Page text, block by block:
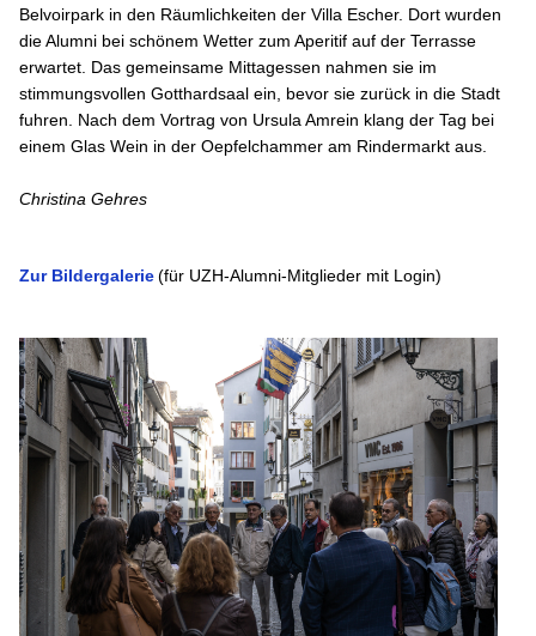
Belvoirpark in den Räumlichkeiten der Villa Escher. Dort wurden
die Alumni bei schönem Wetter zum Aperitif auf der Terrasse
erwartet. Das gemeinsame Mittagessen nahmen sie im
stimmungsvollen Gotthardsaal ein, bevor sie zurück in die Stadt
fuhren. Nach dem Vortrag von Ursula Amrein klang der Tag bei
einem Glas Wein in der Oepfelchammer am Rindermarkt aus.
Christina Gehres
Zur Bildergalerie(für UZH-Alumni-Mitglieder mit Login)